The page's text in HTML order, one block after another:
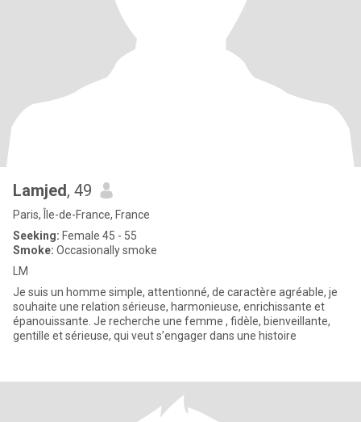
Lamjed, 49
Paris, Île-de-France, France
Seeking: Female 45 - 55
Smoke: Occasionally smoke
LM
Je suis un homme simple, attentionné, de caractère agréable, je
souhaite une relation sérieuse, harmonieuse, enrichissante et
épanouissante. Je recherche une femme , fidèle, bienveillante,
gentille et sérieuse, qui veut s’engager dans une histoire